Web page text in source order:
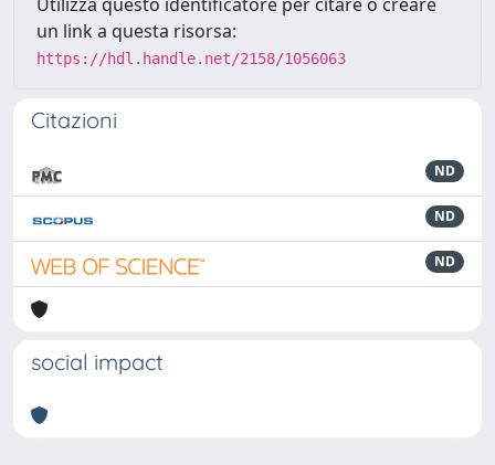
un link a questa risorsa:
https://hdl.handle.net/2158/1056063
Citazioni
ND
ND
ND
social impact